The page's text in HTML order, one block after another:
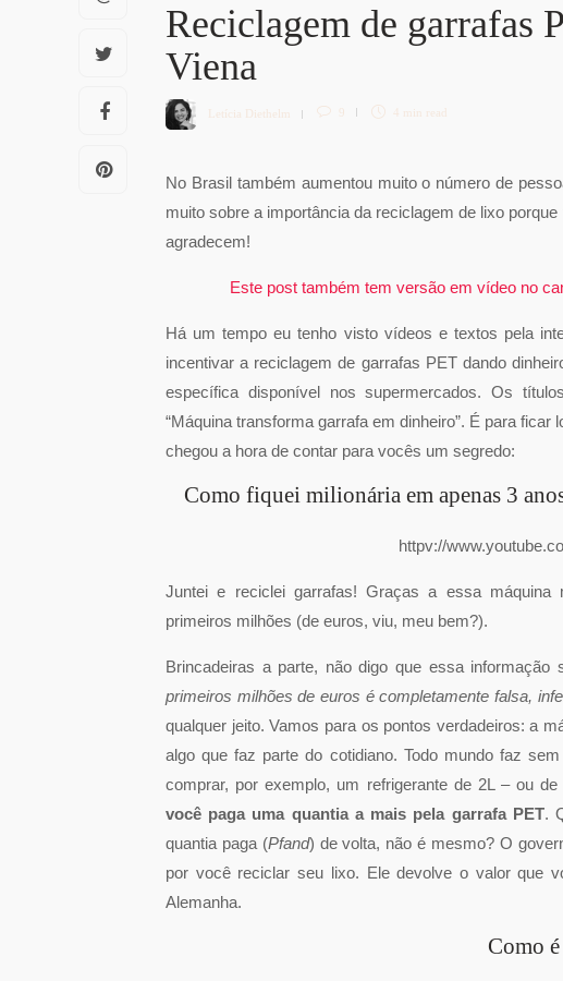
Reciclagem de garrafas
Viena
Letícia Diethelm 9 4 min read
No Brasil também aumentou muito o número de
muito sobre a importância da reciclagem de lixo
agradecem!
Este post também tem versão em vídeo no
Há um tempo eu tenho visto vídeos e textos pela
incentivar a reciclagem de garrafas PET dando
específica disponível nos supermercados. Os
“Máquina transforma garrafa em dinheiro”. É para
chegou a hora de contar para vocês um segredo:
Como fiquei milionária em apenas 3
httpv://
Juntei e reciclei garrafas! Graças a essa máquina
primeiros milhões (de euros, viu, meu bem?).
Brincadeiras a parte, não digo que essa informação
primeiros milhões de euros é completamente falsa,
qualquer jeito. Vamos para os pontos verdadeiros: a
algo que faz parte do cotidiano. Todo mundo faz
comprar, por exemplo, um refrigerante de 2L – ou
você paga uma quantia a mais pela garrafa PET.
quantia paga (Pfand) de volta, não é mesmo? O
por você reciclar seu lixo. Ele devolve o valor que
Alemanha.
Como